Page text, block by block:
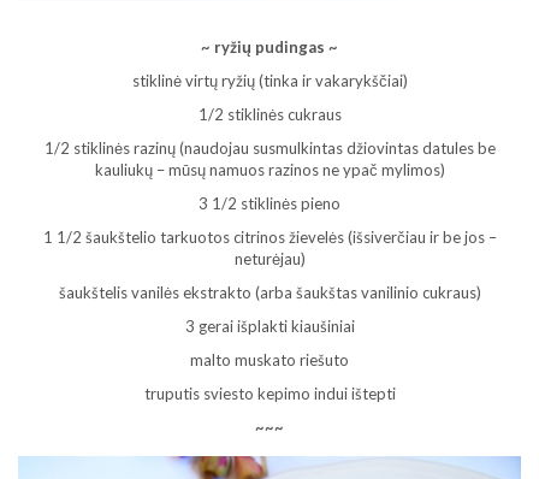
~ ryžių pudingas ~
stiklinė virtų ryžių (tinka ir vakarykščiai)
1/2 stiklinės cukraus
1/2 stiklinės razinų (naudojau susmulkintas džiovintas datules be
kauliukų – mūsų namuos razinos ne ypač mylimos)
3 1/2 stiklinės pieno
1 1/2 šaukštelio tarkuotos citrinos žievelės (išsiverčiau ir be jos –
neturėjau)
šaukštelis vanilės ekstrakto (arba šaukštas vanilinio cukraus)
3 gerai išplakti kiaušiniai
malto muskato riešuto
truputis sviesto kepimo indui ištepti
~~~